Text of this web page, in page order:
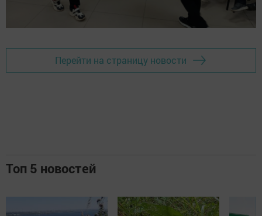
Перейти на страницу новости
Топ 5 новостей